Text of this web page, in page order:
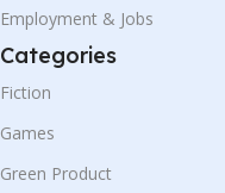
Employment & Jobs
Categories
Fiction
Games
Green Product